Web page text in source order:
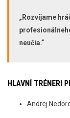
„Rozvíjame
neučia.“
HLAVNÍ TRÉNERI
Andrej